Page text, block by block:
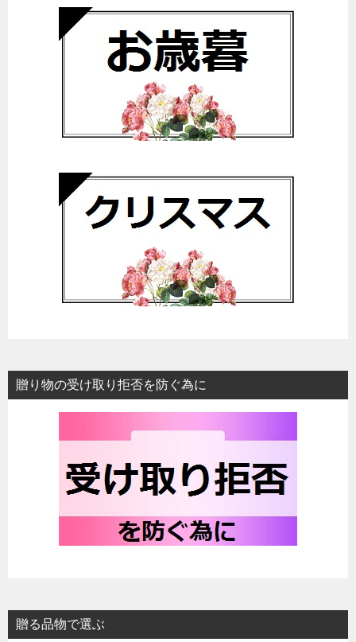
贈り物の受け取り拒否を防ぐ為に
贈る品物で選ぶ